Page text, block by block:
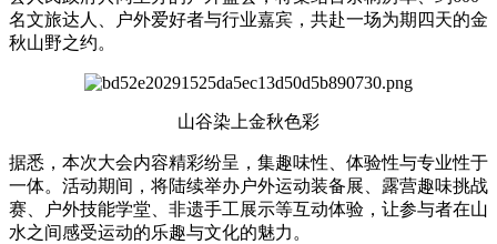
名文旅达人、户外爱好者与行业嘉宾，共赴一场为期四天的金
秋山野之约。
山谷染上金秋色彩
据悉，本次大会内容精彩纷呈，集趣味性、体验性与专业性于
一体。活动期间，将陆续举办户外运动装备展、露营趣味挑战
赛、户外技能学堂、非遗手工展示等互动体验，让参与者在山
水之间感受运动的乐趣与文化的魅力。